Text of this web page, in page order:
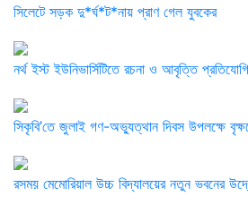
সিলেটে সড়ক দু*র্ঘ*ট*নায় প্রাণ গেল যুবকের
নর্থ ইস্ট ইউনিভার্সিটিতে রচনা ও আবৃত্তি
সিকৃবি’তে জুলাই গণ-অভ্যুত্থান দিবস উপলক্ষে
রসময় মেমোরিয়াল উচ্চ বিদ্যালয়ের নতুন ভবনের